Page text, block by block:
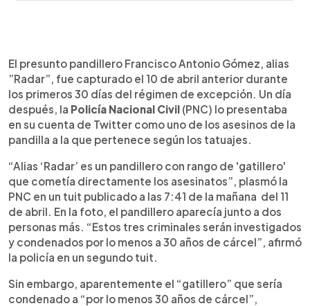
Escuchar artículo
El presunto pandillero Francisco Antonio Gómez, alias
”Radar”, fue capturado el 10 de abril anterior durante
los primeros 30 días del régimen de excepción. Un día
después, la Policía Nacional Civil (PNC) lo presentaba
en su cuenta de Twitter como uno de los asesinos de la
pandilla a la que pertenece según los tatuajes.
“Alias ‘Radar’ es un pandillero con rango de 'gatillero'
que cometía directamente los asesinatos”, plasmó la
PNC en un tuit publicado a las 7:41 de la mañana del 11
de abril. En la foto, el pandillero aparecía junto a dos
personas más. “Estos tres criminales serán investigados
y condenados por lo menos a 30 años de cárcel”, afirmó
la policía en un segundo tuit.
Sin embargo, aparentemente el “gatillero” que sería
condenado a “por lo menos 30 años de cárcel”,